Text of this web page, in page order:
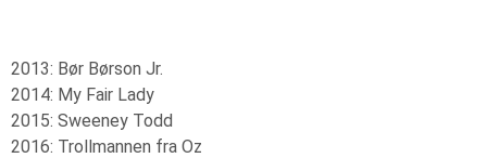
2013: Bør Børson Jr.
2014: My Fair Lady
2015: Sweeney Todd
2016: Trollmannen fra Oz